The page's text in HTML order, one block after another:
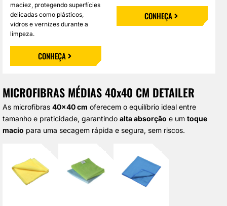
maciez, protegendo superfícies
delicadas como plásticos,
vidros e vernizes durante a
limpeza.
CONHEÇA
CONHEÇA
MICROFIBRAS MÉDIAS 40x40 CM DETAILER
As microfibras 40×40 cm oferecem o equilíbrio ideal entre
tamanho e praticidade, garantindo alta absorção e um toque
macio para uma secagem rápida e segura, sem riscos.